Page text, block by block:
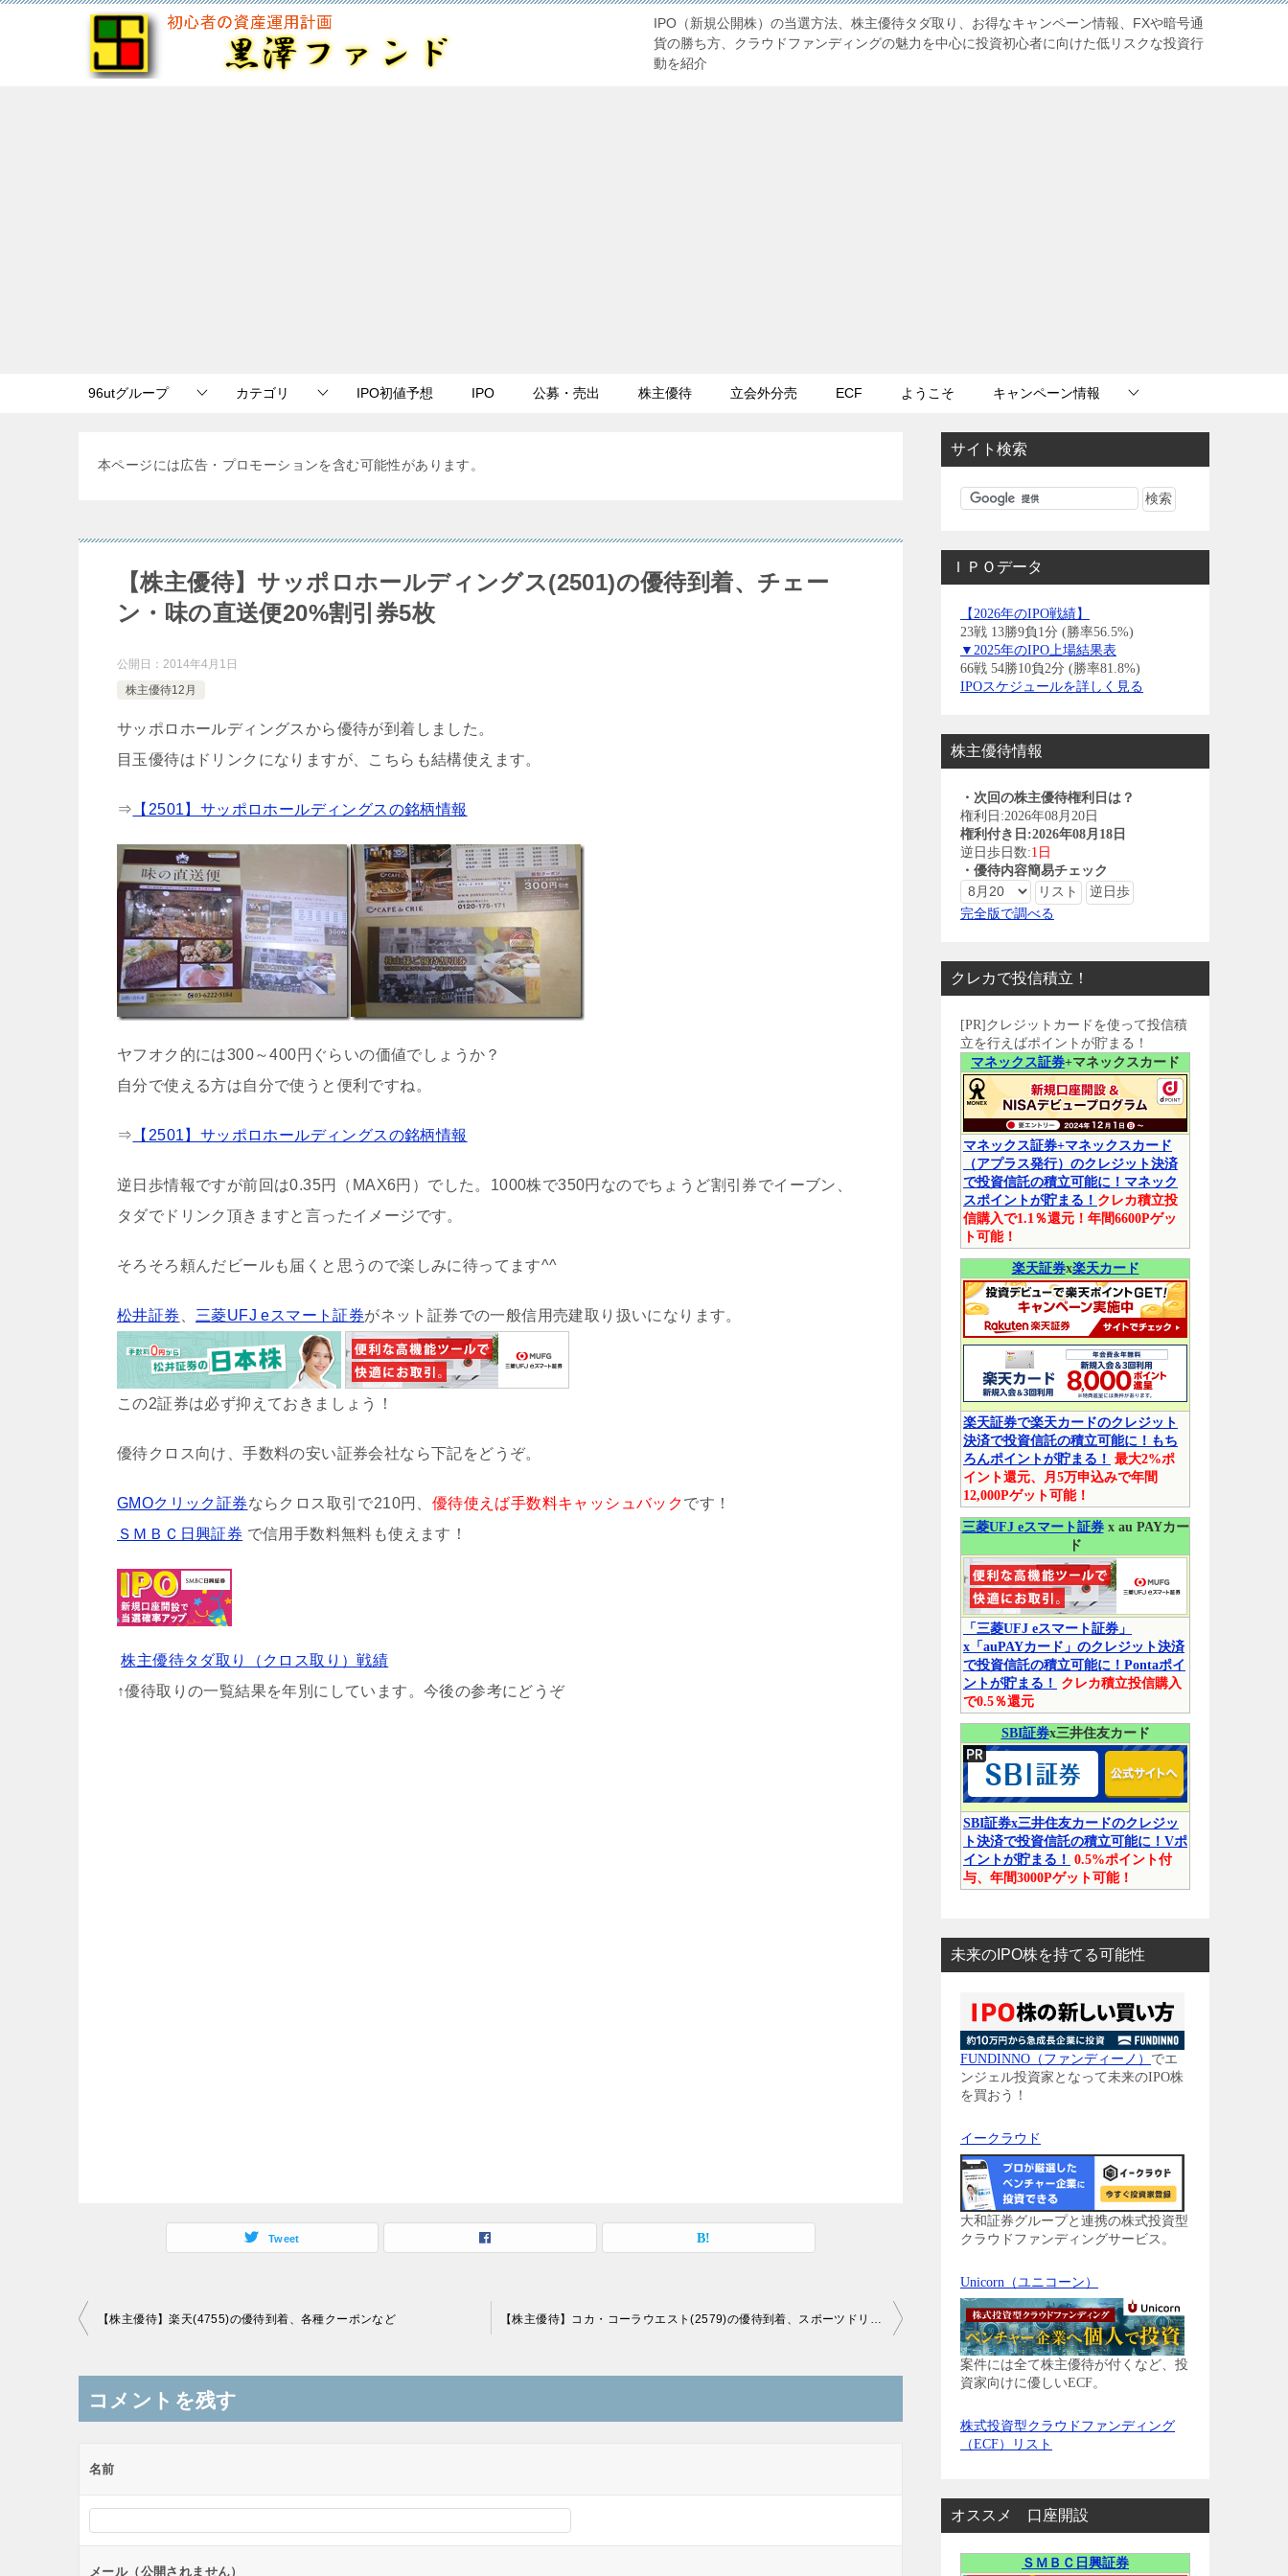
IPO（新規公開株）の当選方法、株主優待タダ取り、お得なキャンペーン情報、FXや暗号通
貨の勝ち方、クラウドファンディングの魅力を中心に投資初心者に向けた低リスクな投資行
動を紹介
96utグループ カテゴリ IPO初値予想 IPO 公募・売出 株主優待 立会外分売 ECF ようこそ キャンペーン情報
本ページには広告・プロモーションを含む可能性があります。
【株主優待】サッポロホールディングス(2501)の優待到着、チェー
ン・味の直送便20%割引券5枚
公開日： 2014年4月1日
株主優待12月
サッポロホールディングスから優待が到着しました。
目玉優待はドリンクになりますが、こちらも結構使えます。
⇒ 【2501】サッポロホールディングスの銘柄情報
ヤフオク的には300～400円ぐらいの価値でしょうか？
自分で使える方は自分で使うと便利ですね。
⇒ 【2501】サッポロホールディングスの銘柄情報
逆日歩情報ですが前回は0.35円（MAX6円）でした。1000株で350円なのでちょうど割引券でイーブン、
タダでドリンク頂きますと言ったイメージです。
そろそろ頼んだビールも届くと思うので楽しみに待ってます^^
松井証券 三菱UFJ eスマート証券がネット証券での一般信用売建取り扱いになります。
この2証券は必ず抑えておきましょう！
優待クロス向け、手数料の安い証券会社なら下記をどうぞ。
GMOクリック証券ならクロス取引で210円、 優待使えば手数料キャッシュバックです！
ＳＭＢＣ日興証券 で信用手数料無料も使えます！
株主優待タダ取り（クロス取り）戦績
↑優待取りの一覧結果を年別にしています。今後の参考にどうぞ
Tweet
投
ナ
ビ
ー
ョ
ン
【株主優待】楽天(4755)の優待到着、各種クーポンなど 【株主優待】コカ・コーラウエスト(2579)の優待到着、スポーツドリンク
コメントを残す
名前
メール（公開されません）
サイト検索
ＩＰＯデータ
【2026年のIPO戦績】
23戦 13勝9負1分 (勝率56.5%)
▼2025年のIPO上場結果表
66戦 54勝10負2分 (勝率81.8%)
IPOスケジュールを詳しく見る
株主優待情報
・次回の株主優待権利日は？
権利日:2026年08月20日
権利付き日:2026年08月18日
逆日歩日数:1日
・優待内容簡易チェック
完全版で調べる
クレカで投信積立！
[PR]クレジットカードを使って投信積
立を行えばポイントが貯まる！
マネックス証券+マネックスカード
マネックス証券+マネックスカード
（アプラス発行）のクレジット決済
で投資信託の積立可能に！マネック
スポイントが貯まる！ クレカ積立投
信購入で1.1％還元！年間6600Pゲッ
ト可能！
楽天証券x楽天カード
楽天証券で楽天カードのクレジット
決済で投資信託の積立可能に！もち
ろんポイントが貯まる！ 最大2%ポ
イント還元、月5万申込みで年間
12,000Pゲット可能！
三菱UFJ eスマート証券x au PAYカー
ド
「三菱UFJ eスマート証券」
x「auPAYカード」のクレジット決済
で投資信託の積立可能に！Pontaポイ
ントが貯まる！
クレカ積立投信購入
で0.5％還元
SBI証券x三井住友カード
SBI証券x三井住友カードのクレジッ
ト決済で投資信託の積立可能に！Vポ
イントが貯まる！ 0.5%ポイント付
与、年間3000Pゲット可能！
未来のIPO株を持てる可能性
FUNDINNO（ファンディーノ） でエ
ンジェル投資家となって未来のIPO株
を買おう！
イークラウド
大和証券グループと連携の株式投資型
クラウドファンディングサービス。
Unicorn（ユニコーン）
案件には全て株主優待が付くなど、投
資家向けに優しいECF。
株式投資型クラウドファンディング
（ECF）リスト
オススメ 口座開設
ＳＭＢＣ日興証券